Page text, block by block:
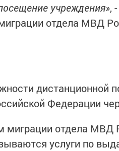
учреждения»,
отдела МВД
дистанционной
Федерации
миграции отдела МВД
услуги по